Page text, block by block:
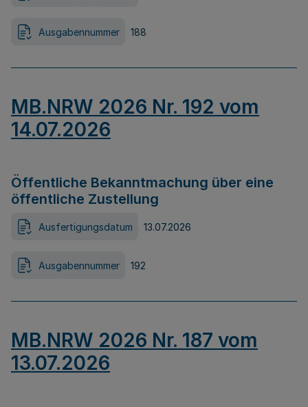
Ausgabennummer 188
MB.NRW 2026 Nr. 192 vom
14.07.2026
Öffentliche Bekanntmachung über eine
öffentliche Zustellung
Ausfertigungsdatum 13.07.2026
Ausgabennummer 192
MB.NRW 2026 Nr. 187 vom
13.07.2026